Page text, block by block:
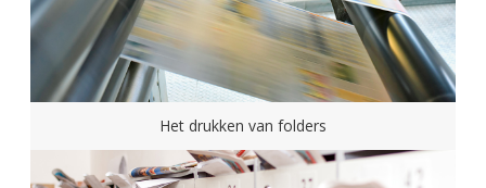
Het drukken van folders